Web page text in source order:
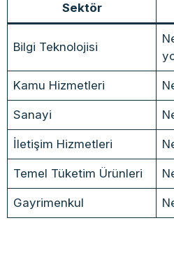
Sektör
Bilgi Teknolojisi
Kamu Hizmetleri
Sanayi
İletişim Hizmetleri
Temel Tüketim Ürünleri
Gayrimenkul